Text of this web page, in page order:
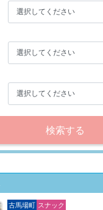
検索する
古馬場町 スナック